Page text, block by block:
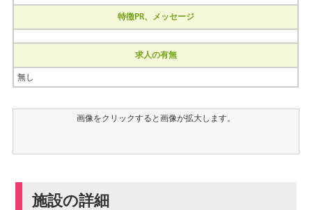
特徴PR、メッセージ
求人の有無
無し
画像をクリックすると画像が拡大します。
施設の詳細